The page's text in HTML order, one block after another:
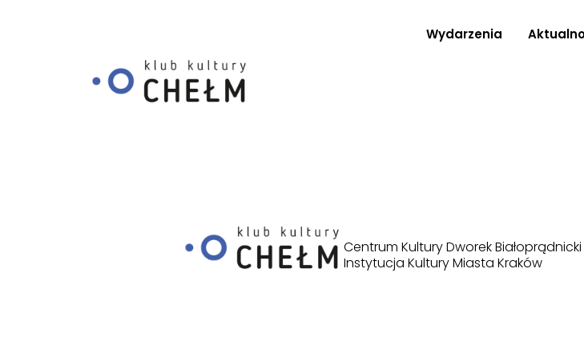
Wydarzenia
Centrum Kultury Dworek Białoprądnicki
Instytucja Kultury Miasta Kraków